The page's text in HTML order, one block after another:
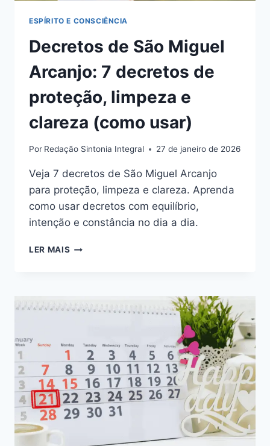
ESPÍRITO E CONSCIÊNCIA
Decretos de São Miguel
Arcanjo: 7 decretos de
proteção, limpeza e
clareza (como usar)
Por Redação Sintonia Integral 27 de janeiro de 2026
Veja 7 decretos de São Miguel Arcanjo
para proteção, limpeza e clareza. Aprenda
como usar decretos com equilíbrio,
intenção e constância no dia a dia.
LER MAIS DECRETOS
7
PROTEÇÃO,
LIMPEZA
E
CLAREZA
(COMO
USAR)